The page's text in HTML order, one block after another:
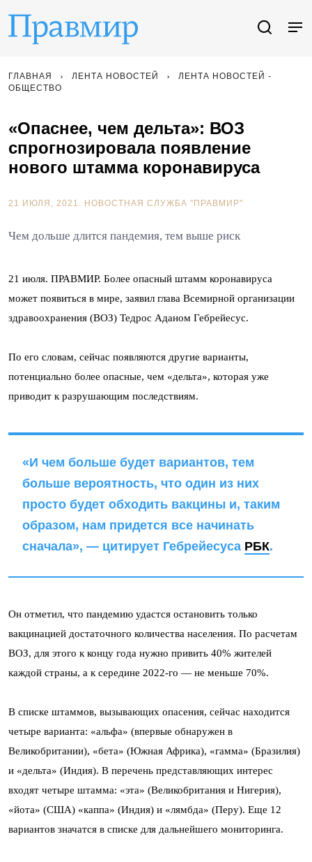
ГЛАВНАЯ ЛЕНТА НОВОСТЕЙ
ЛЕНТА НОВОСТЕЙ -
ОБЩЕСТВО
«Опаснее, чем дельта»: ВОЗ
спрогнозировала появление
нового штамма коронавируса
21 ИЮЛЯ, 2021. НОВОСТНАЯ СЛУЖБА "ПРАВМИР"
Чем дольше длится пандемия, тем выше риск
21 июля. ПРАВМИР. Более опасный штамм коронавируса
может появиться в мире, заявил глава Всемирной организации
здравоохранения (ВОЗ) Тедрос Аданом Гебрейесус.
По его словам, сейчас появляются другие варианты,
потенциально более опасные, чем «дельта», которая уже
приводит к разрушающим последствиям.
«И чем больше будет вариантов, тем
больше вероятность, что один из них
просто будет обходить вакцины и, таким
образом, нам придется все начинать
сначала», — цитирует Гебрейесуса РБК.
Он отметил, что пандемию удастся остановить только
вакцинацией достаточного количества населения. По расчетам
ВОЗ, для этого к концу года нужно привить 40% жителей
каждой страны, а к середине 2022-го — не меньше 70%.
В списке штаммов, вызывающих опасения, сейчас находится
четыре варианта: «альфа» (впервые обнаружен в
Великобритании), «бета» (Южная Африка), «гамма» (Бразилия)
и «дельта» (Индия). В перечень представляющих интерес
входят четыре штамма: «эта» (Великобритания и Нигерия),
«йота» (США) «каппа» (Индия) и «лямбда» (Перу). Еще 12
вариантов значатся в списке для дальнейшего мониторинга.